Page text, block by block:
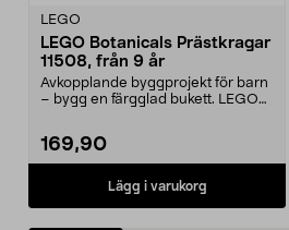
LEGO
LEGO Botanicals Prästkragar
11508, från 9 år
Avkopplande byggprojekt för barn
– bygg en färgglad bukett. LEGO
169,90
Lägg i varukorg